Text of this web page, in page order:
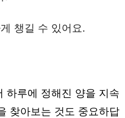
챙길 수 있어요.
하루에 정해진 양을 지속
찾아보는 것도 중요하답